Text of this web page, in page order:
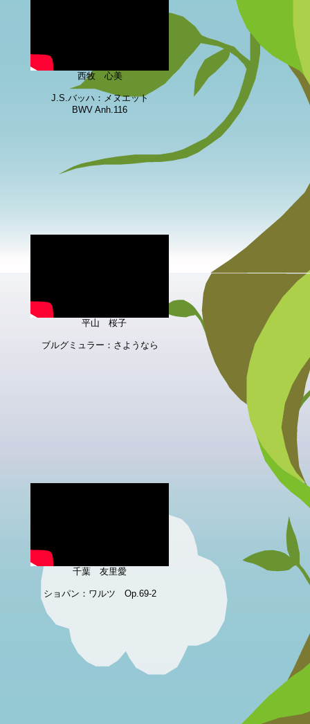
西牧 心美
J.S.バッハ：メヌエット
BWV Anh.116
平山 桜子
ブルグミュラー：さようなら
千葉 友里愛
ショパン：ワルツ Op.69-2